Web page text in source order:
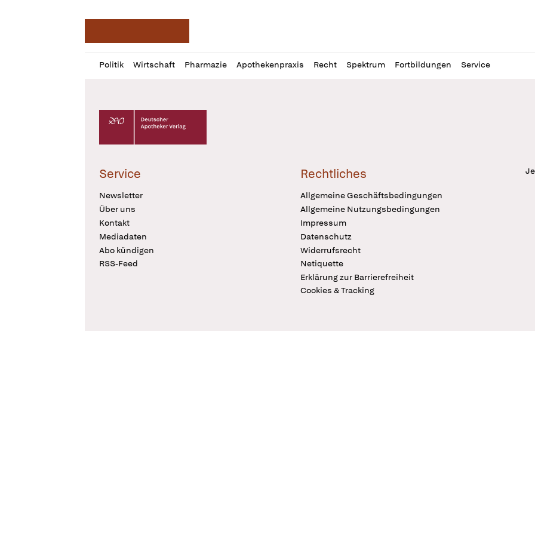
Politik Wirtschaft Pharmazie Apothekenpraxis Recht Spektrum Fortbildungen Service
Profil
öffnen
Daz
Pur
Deutscher Apotheker Verlag Logo
Service
Newsletter
Über uns
Kontakt
Mediadaten
Abo kündigen
RSS-Feed
Rechtliches
Allgemeine Geschäftsbedingungen
Allgemeine Nutzungsbedingungen
Impressum
Datenschutz
Widerrufsrecht
Netiquette
Erklärung zur Barrierefreiheit
Cookies & Tracking